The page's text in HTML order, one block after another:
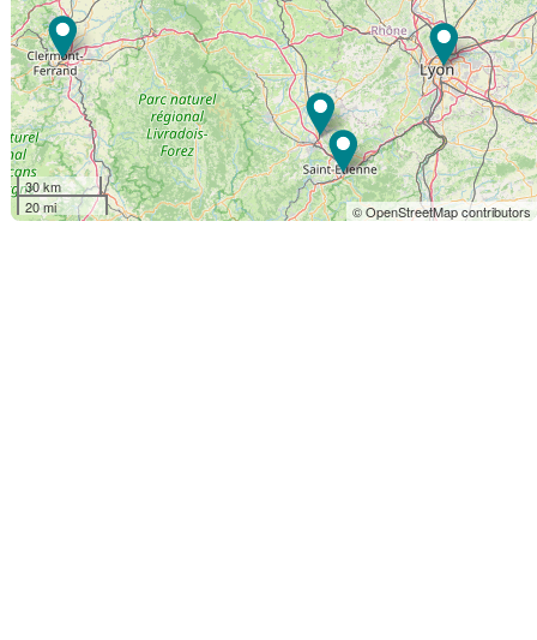
30 km
20 mi
© OpenStreetMap contributors